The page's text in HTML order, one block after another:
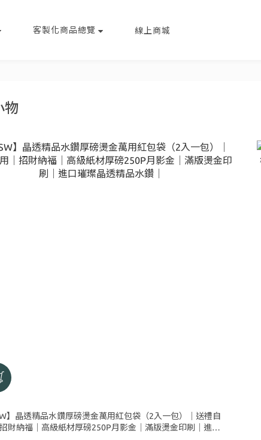
客製化商品總覽 線上商城
物
】晶透精品水鑽厚磅燙金萬用紅包袋（2入一包）│送禮自
財納福│高級紙材厚磅250P月影金│滿版燙金印刷│進口